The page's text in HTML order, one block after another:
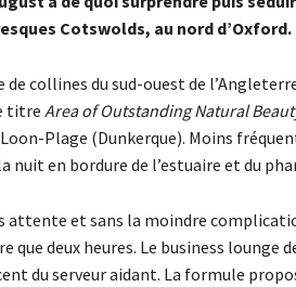
Cotswolds, au nord d’Oxford.
collines du sud-ouest de
titre Area of Outstanding Natural
Plage (Dunkerque). Moins
en bordure de l’estuaire et du
attente et sans la moindre
que deux heures. Le business lounge
du serveur aidant. La formule